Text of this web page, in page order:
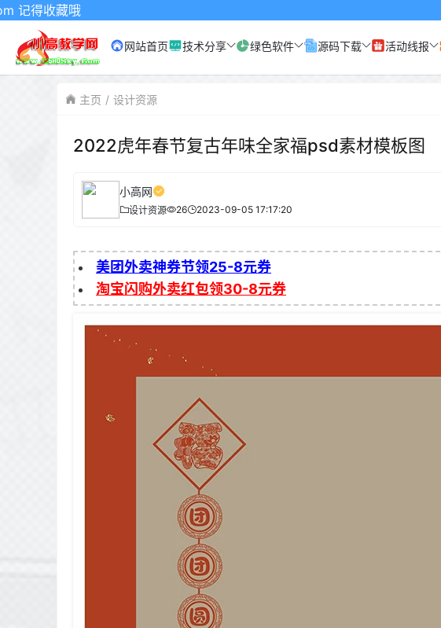
藏哦
网站首页 技术分享 绿色软件 源码下载 活动线报
主页 设计资源
2022虎年春节复古年味全家福psd素材模板图
小高网
设计资源 26 2023-09-05 17:17:20
美团外卖神券节领25-8元券
淘宝闪购外卖红包领30-8元券